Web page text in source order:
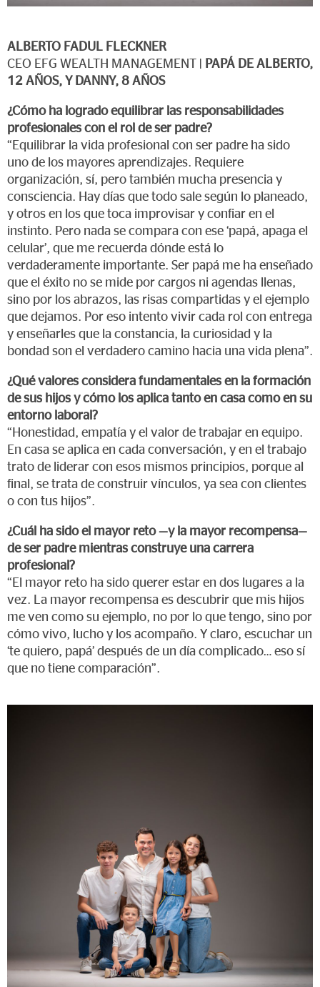
ALBERTO FADUL FLECKNER
CEO EFG WEALTH MANAGEMENT |
PAPÁ DE ALBERTO,
12 AÑOS, Y DANNY, 8 AÑOS
¿Cómo ha logrado equilibrar las responsabilidades
profesionales con el rol de ser padre?
“Equilibrar la vida profesional con ser padre ha sido
uno de los mayores aprendizajes. Requiere
organización, sí, pero también mucha presencia y
consciencia. Hay días que todo sale según lo planeado,
y otros en los que toca improvisar y confiar en el
instinto. Pero nada se compara con ese ‘papá, apaga el
celular’, que me recuerda dónde está lo
verdaderamente importante. Ser papá me ha enseñado
que el éxito no se mide por cargos ni agendas llenas,
sino por los abrazos, las risas compartidas y el ejemplo
que dejamos. Por eso intento vivir cada rol con entrega
y enseñarles que la constancia, la curiosidad y la
bondad son el verdadero camino hacia una vida plena”.
¿Qué valores considera fundamentales en la formación
de sus hijos y cómo los aplica tanto en casa como en su
entorno laboral?
“Honestidad, empatía y el valor de trabajar en equipo.
En casa se aplica en cada conversación, y en el trabajo
trato de liderar con esos mismos principios, porque al
final, se trata de construir vínculos, ya sea con clientes
o con tus hijos”.
¿Cuál ha sido el mayor reto —y la mayor recompensa—
de ser padre mientras construye una carrera
profesional?
“El mayor reto ha sido querer estar en dos lugares a la
vez. La mayor recompensa es descubrir que mis hijos
me ven como su ejemplo, no por lo que tengo, sino por
cómo vivo, lucho y los acompaño. Y claro, escuchar un
‘te quiero, papá’ después de un día complicado… eso sí
que no tiene comparación”.